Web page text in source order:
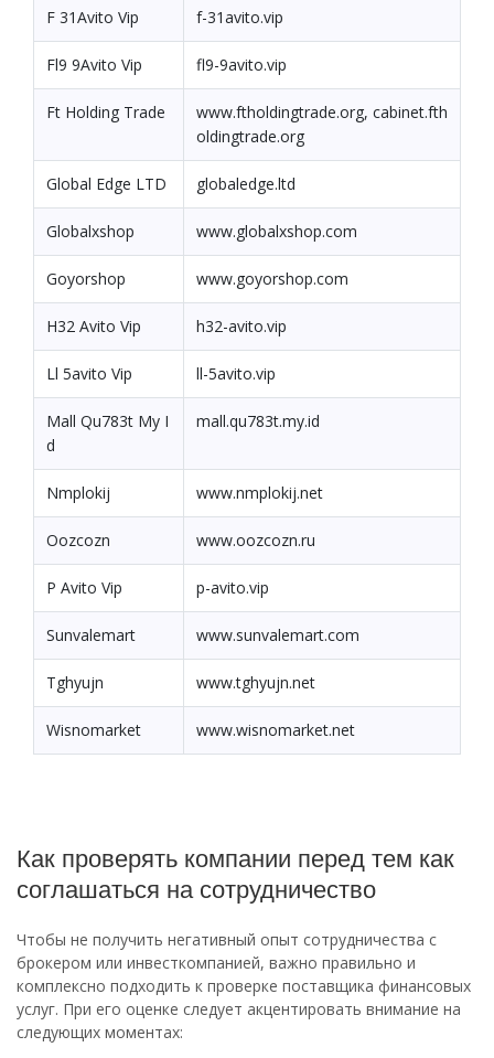
F 31Avito Vip f-31avito.vip
Fl9 9Avito Vip fl9-9avito.vip
Ft Holding Trade
www.ftholdingtrade.org, cabinet.fth
oldingtrade.org
Global Edge LTD globaledge.ltd
Globalxshop www.globalxshop.com
Goyorshop www.goyorshop.com
H32 Avito Vip h32-avito.vip
Ll 5avito Vip ll-5avito.vip
Mall Qu783t My I
d
mall.qu783t.my.id
Nmplokij www.nmplokij.net
Oozcozn www.oozcozn.ru
P Avito Vip p-avito.vip
Sunvalemart www.sunvalemart.com
Tghyujn www.tghyujn.net
Wisnomarket www.wisnomarket.net
Как проверять компании перед тем как
соглашаться на сотрудничество
Чтобы не получить негативный опыт сотрудничества с
брокером или инвесткомпанией, важно правильно и
комплексно подходить к проверке поставщика финансовых
услуг. При его оценке следует акцентировать внимание на
следующих моментах: